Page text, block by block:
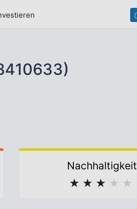
Nachhaltigkeit
★ ★ ★ ★ ★